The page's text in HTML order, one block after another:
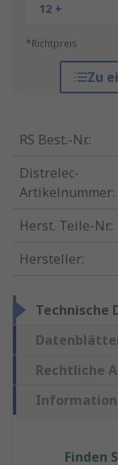
12 +
*Richtpreis
Zu
RS Best.-Nr.:
Distrelec-
Artikelnummer:
Herst. Teile-Nr.:
Hersteller:
Technische
Rechtliche
Finden